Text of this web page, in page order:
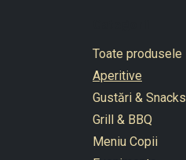
Toate produsele
Aperitive
Gustări & Snacks
Grill & BBQ
Meniu Copii